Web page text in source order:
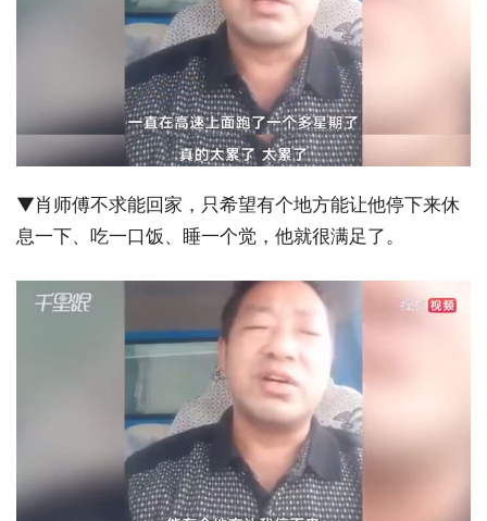
▼肖师傅不求能回家，只希望有个地方能让他停下来休
息一下、吃一口饭、睡一个觉，他就很满足了。